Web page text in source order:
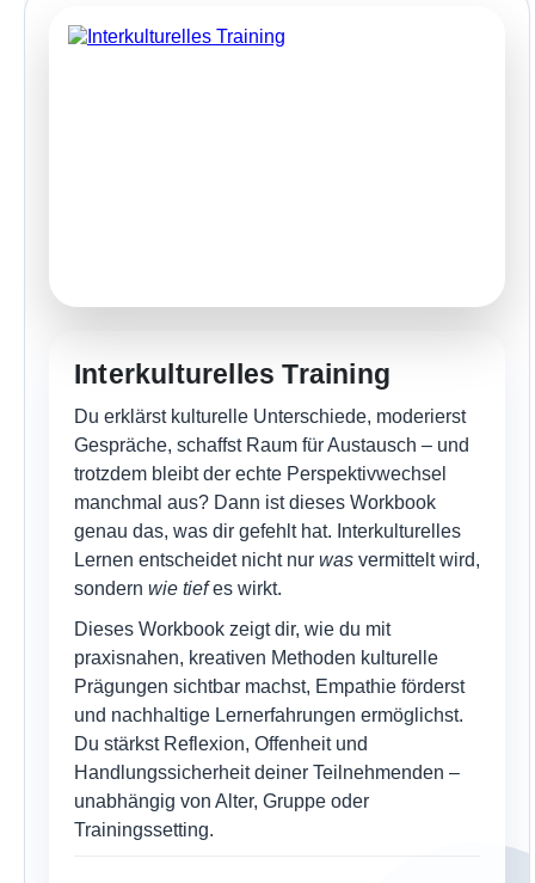
Interkulturelles Training
Du erklärst kulturelle Unterschiede, moderierst
Gespräche, schaffst Raum für Austausch – und
trotzdem bleibt der echte Perspektivwechsel
manchmal aus? Dann ist dieses Workbook
genau das, was dir gefehlt hat. Interkulturelles
Lernen entscheidet nicht nur was vermittelt wird,
sondern wie tiefes wirkt.
Dieses Workbook zeigt dir, wie du mit
praxisnahen, kreativen Methoden kulturelle
Prägungen sichtbar machst, Empathie förderst
und nachhaltige Lernerfahrungen ermöglichst.
Du stärkst Reflexion, Offenheit und
Handlungssicherheit deiner Teilnehmenden –
unabhängig von Alter, Gruppe oder
Trainingssetting.